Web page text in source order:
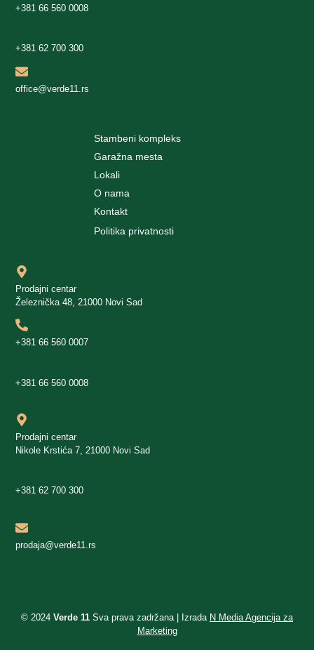
+381 66 560 0008
+381 62 700 300
office@verde11.rs
Stambeni kompleks
Garažna mesta
Lokali
O nama
Kontakt
Politika privatnosti
Prodajni centar
Železnička 48, 21000 Novi Sad
+381 66 560 0007
+381 66 560 0008
Prodajni centar
Nikole Krstića 7, 21000 Novi Sad
+381 62 700 300
prodaja@verde11.rs
© 2024 Verde 11 Sva prava zadržana | Izrada N Media Agencija za
Marketing